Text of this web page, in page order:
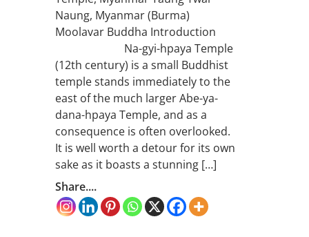
Naung, Myanmar (Burma)
Moolavar Buddha Introduction
Na-gyi-hpaya Temple
(12th century) is a small Buddhist
temple stands immediately to the
east of the much larger Abe-ya-
dana-hpaya Temple, and as a
consequence is often overlooked.
It is well worth a detour for its own
sake as it boasts a stunning […]
Share....